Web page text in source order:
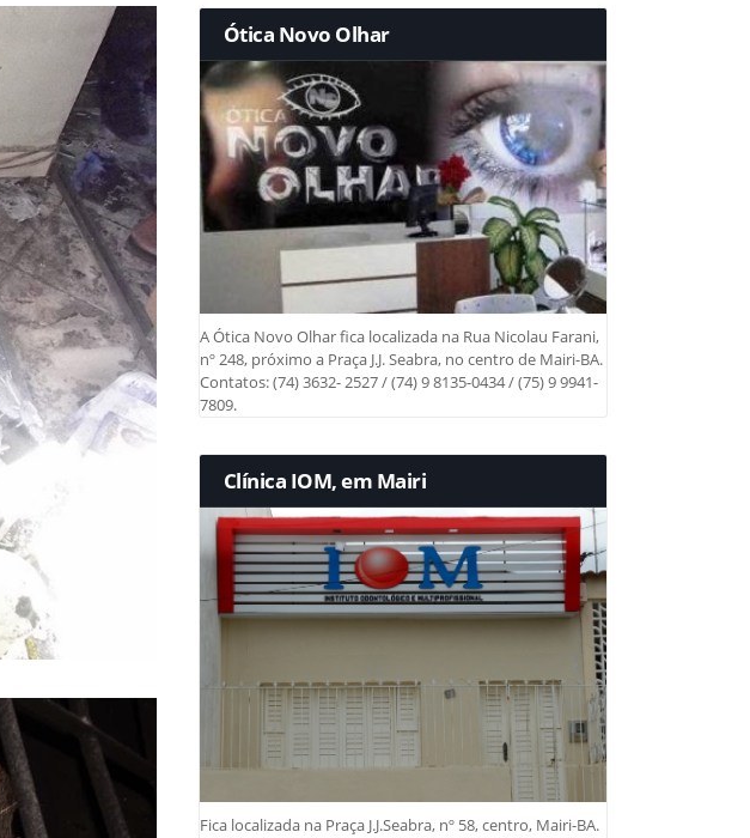
Ótica Novo Olhar
A Ótica Novo Olhar fica localizada na Rua Nicolau Farani,
nº 248, próximo a Praça J.J. Seabra, no centro de Mairi-BA.
Contatos: (74) 3632- 2527 / (74) 9 8135-0434 / (75) 9 9941-
7809.
Clínica IOM, em Mairi
Fica localizada na Praça J.J.Seabra, nº 58, centro, Mairi-BA.